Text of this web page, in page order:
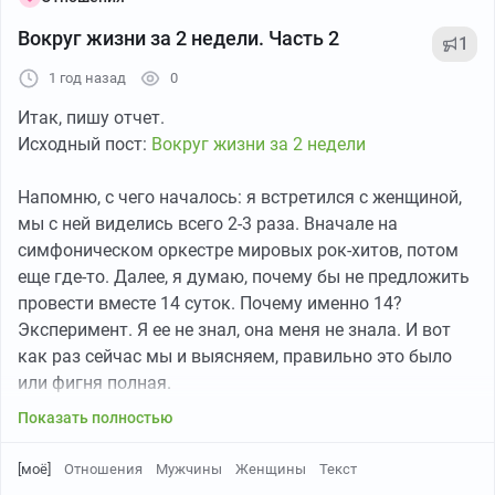
Так как Змейку решили не брать, поехали в
достопримечательностей. Многие люди пьют из
минеральных источников. Мне не понравилось: эта
вода 56 градусов, горячая, жестоко пахнет
лечит. С 18-19 века туда ездили люди лечиться на
этих водах.
Думаю, кому-то будет интересна эта тема. Потому,
приглашаю в наш новый канал в ТГ.
Параллельно здесь буду обновлять информацию.
В канале я расскажу обо всем, с чем мы столкнулись в
получите материал "из первых рук".
Сразу скажу, что даже если мне не удастся подняться
в этот раз, я займусь подготовкой и в следующем году
пойду снова. Кроме того, есть и другие интересные
вершины: Казбек, например...
Присоединяйтесь к каналу. Уверен, это будет
интересно )
ТГ:t.me/vyshe_vyshe_vyshe
Вокруг жизни за 2 недели. Часть 2 1
1 год назад 0
Итак, пишу отчет.
Исходный пост: Вокруг жизни за 2 недели
Напомню, с чего началось: я встретился с женщиной,
мы с ней виделись всего 2-3 раза. Вначале на
симфоническом оркестре мировых рок-хитов, потом
еще где-то. Далее, я думаю, почему бы не предложить
провести вместе 14 суток. Почему именно 14?
Эксперимент. Я ее не знал, она меня не знала. И вот
как раз сейчас мы и выясняем, правильно это было
или фигня полная.
говорил, в пятницу вечером. Она не испугалась и
Показать полностью
[моё] Отношения Мужчины Женщины Текст